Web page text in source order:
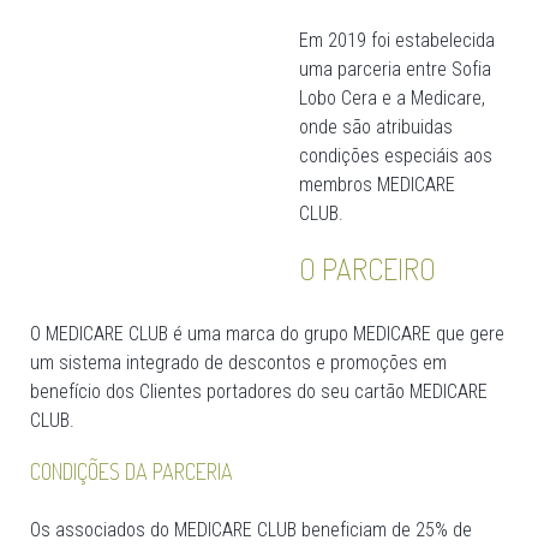
Em 2019 foi estabelecida
uma parceria entre Sofia
Lobo Cera e a Medicare,
onde são atribuidas
condições especiáis aos
membros MEDICARE
CLUB.
O PARCEIRO
O MEDICARE CLUB é uma marca do grupo MEDICARE que gere
um sistema integrado de descontos e promoções em
benefício dos Clientes portadores do seu cartão MEDICARE
CLUB.
CONDIÇÕES DA PARCERIA
Os associados do MEDICARE CLUB beneficiam de 25% de